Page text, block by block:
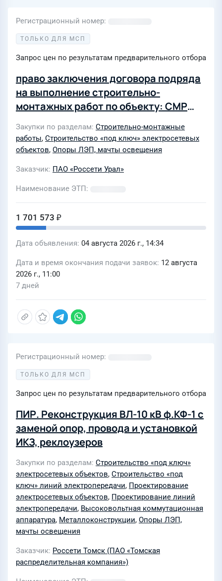
Регистрационный номер
ТОЛЬКО ДЛЯ МСП
Запрос цен по результатам предварительного отбора
право заключения договора подряда
на выполнение строительно-
монтажных работ по объекту: СМР
опоры КВЛ 6кВ ПС 17 ф.9-ТП 7731 (ф.17-
09) (инв. 634540), г.Челябинск
Закупки по разделам Строительно-монтажные
работы, Строительство «под ключ» электросетевых
объектов, Опоры ЛЭП, мачты освещения
Заказчик ПАО «Россети Урал»
Наименование ЭТП
1 701 573 ₽
Дата объявления 04 августа 2026 г., 14:34
Дата и время окончания подачи заявок 12 августа
2026 г., 11:00
7 дней
Регистрационный номер
ТОЛЬКО ДЛЯ МСП
Запрос цен по результатам предварительного отбора
ПИР. Реконструкция ВЛ-10 кВ ф.КФ-1 с
заменой опор, провода и установкой
ИКЗ, реклоузеров
Закупки по разделам Строительство «под ключ»
электросетевых объектов, Строительство «под
ключ» линий электропередачи, Проектирование
электросетевых объектов, Проектирование линий
электропередачи, Высоковольтная коммутационная
аппаратура, Металлоконструкции, Опоры ЛЭП,
мачты освещения
Заказчик Россети Томск (ПАО «Томская
распределительная компания»)